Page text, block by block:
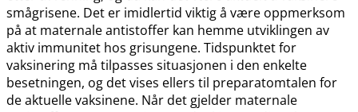
smågrisene. Det er imidlertid viktig å være oppmerksom
på at maternale antistoffer kan hemme utviklingen av
aktiv immunitet hos grisungene. Tidspunktet for
vaksinering må tilpasses situasjonen i den enkelte
besetningen, og det vises ellers til preparatomtalen for
de aktuelle vaksinene. Når det gjelder maternale